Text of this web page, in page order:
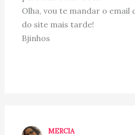
Olha, vou te mandar o email
do site mais tarde!
Bjinhos
MERCIA